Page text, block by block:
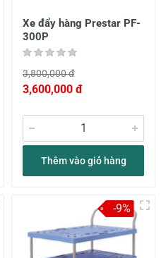
Xe đẩy hàng Prestar PF-
300P
3,800,000 đ
3,600,000 đ
Thêm vào giỏ hàng
-9%